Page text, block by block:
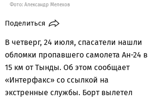
Фото: Александр Мелехов
Поделиться
В четверг, 24 июля, спасатели нашли
обломки пропавшего самолета Ан-24 в
15 км от Тынды. Об этом сообщает
«Интерфакс» со ссылкой на
экстренные службы. Борт вылетел